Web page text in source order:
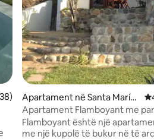
mesatar 4,93 nga 5, 138 vlerësime
Apartament në Santa María
Tonameca
Apartament Flamboyant me
bukur nga deti
Flamboyant është një
me një kupolë të bukur në të